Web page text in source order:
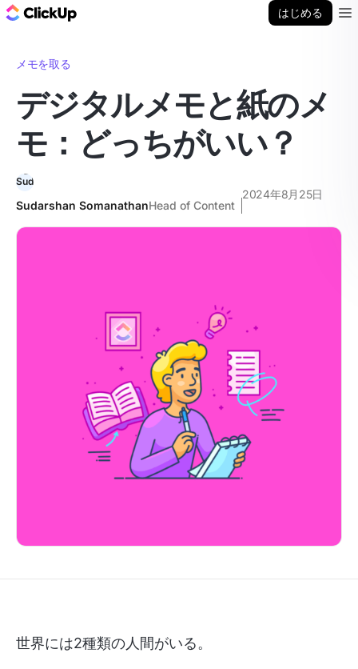
はじめる
メモを取る
デジタルメモと紙のメ
モ：どっちがいい？
Sudarshan SomanathanHead of Content
2024年8月25日
世界には2種類の人間がいる。